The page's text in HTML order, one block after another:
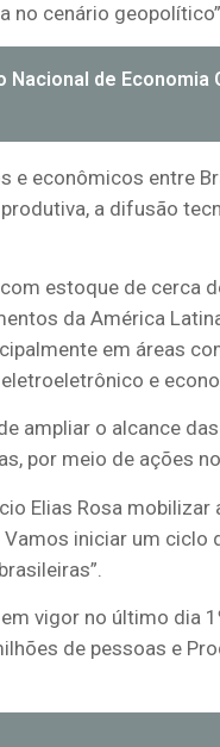
no cenário
de Economia
econômicos entre
a difusão
estoque de cerca
da América
em áreas
e
ampliar o alcance
por meio de ações
Elias Rosa mobilizar
iniciar um ciclo
vigor no último dia
de pessoas e